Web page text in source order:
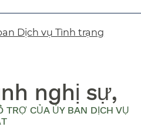
Dịch vụ Tình trạng
nghị sự,
TRỢ CỦA ỦY BAN DỊCH VỤ